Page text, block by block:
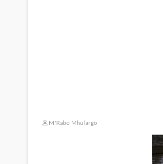
M'Rabo Mhulargo